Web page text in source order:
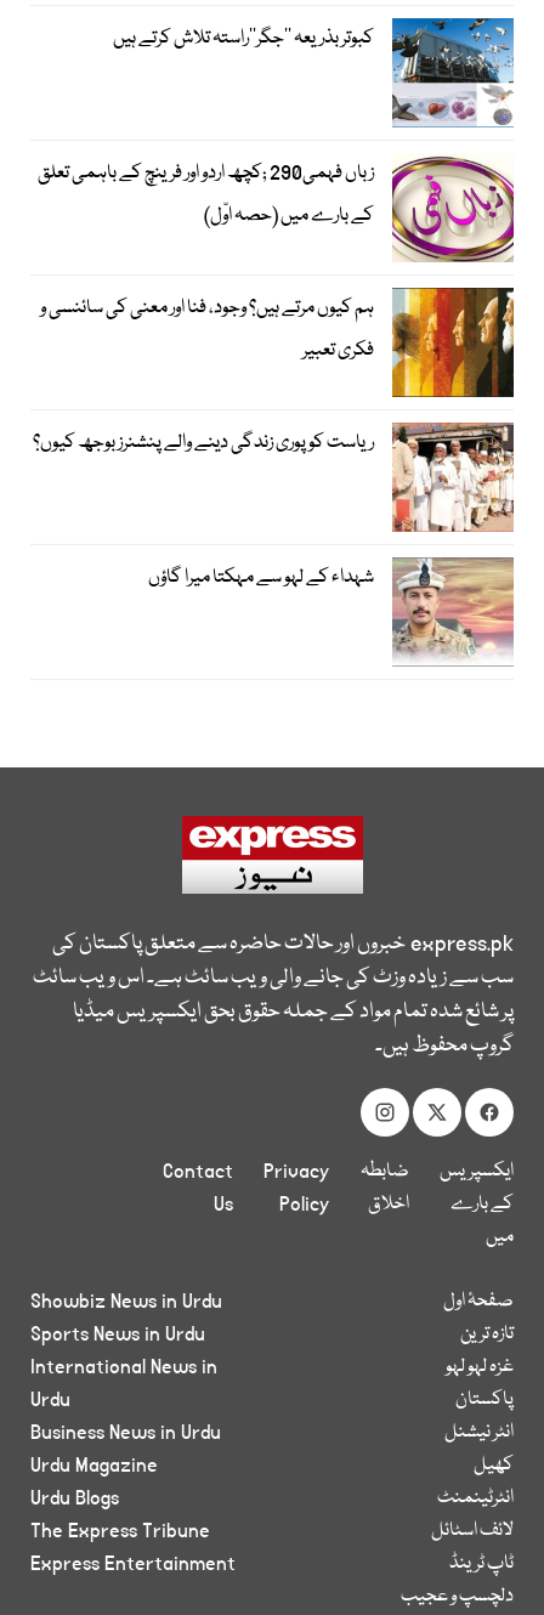
کبوتر بذریعہ ’’جگر‘‘راستہ تلاش کرتے ہیں
زباں فہمی290 ;کچھ اردو اور فرینچ کے باہمی تعلق
کے بارے میں (حصہ اوّل)
ہم کیوں مرتے ہیں؟ وجود، فنا اور معنی کی سائنسی و
فکری تعبیر
ریاست کو پوری زندگی دینے والے پنشنرز بوجھ کیوں؟
شہداء کے لہو سے مہکتا میرا گاؤں
express.pkخبروں اور حالات حاضرہ سے متعلق پاکستان کی
سب سے زیادہ وزٹ کی جانے والی ویب سائٹ ہے۔ اس ویب سائٹ
پر شائع شدہ تمام مواد کے جملہ حقوق بحق ایکسپریس میڈیا
گروپ محفوظ ہیں۔
ایکسپریس
کے بارے
میں
ضابطہ
اخلاق
Privacy
Policy
Contact
Us
صفحۂ اول
تازہ ترین
غزہ لہو لہو
پاکستان
انٹر نیشنل
کھیل
انٹرٹینمنٹ
لائف اسٹائل
ٹاپ ٹرینڈ
دلچسپ و عجیب
Showbiz News in Urdu
Sports News in Urdu
International News in
Urdu
Business News in Urdu
Urdu Magazine
Urdu Blogs
The Express Tribune
Express Entertainment